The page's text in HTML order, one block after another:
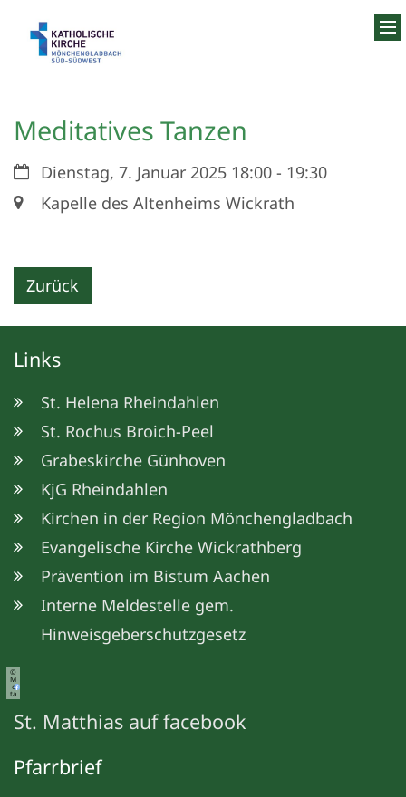
Meditatives Tanzen
Datum:Dienstag, 7. Januar 2025 18:00 - 19:30
Ort:Kapelle des Altenheims Wickrath
Zurück
Links
St. Helena Rheindahlen
St. Rochus Broich-Peel
Grabeskirche Günhoven
KjG Rheindahlen
Kirchen in der Region Mönchengladbach
Evangelische Kirche Wickrathberg
Prävention im Bistum Aachen
Interne Meldestelle gem.
Hinweisgeberschutzgesetz
©
M
e
ta
St. Matthias auf facebook
Pfarrbrief